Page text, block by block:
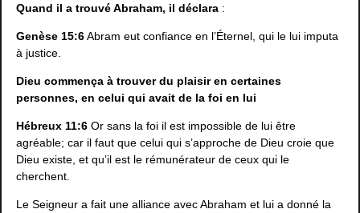
Quand il a trouvé Abraham, il déclara :
Genèse 15:6Abram eut confiance en l’Éternel, qui le lui imputa
à justice.
Dieu commença à trouver du plaisir en certaines
personnes, en celui qui avait de la foi en lui
Hébreux 11:6 Or sans la foi il est impossible de lui être
agréable; car il faut que celui qui s’approche de Dieu croie que
Dieu existe, et qu’il est le rémunérateur de ceux qui le
cherchent.
Le Seigneur a fait une alliance avec Abraham et lui a donné la